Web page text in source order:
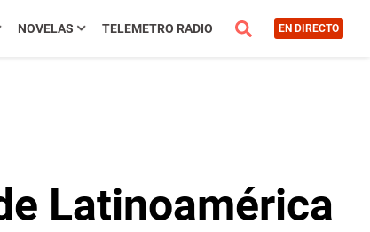
NOVELAS TELEMETRO RADIO EN DIRECTO
Latinoamérica